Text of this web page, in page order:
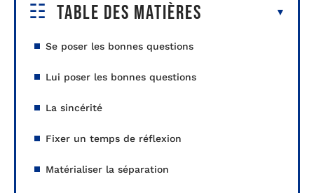
Table des matières
Se poser les bonnes questions
Lui poser les bonnes questions
La sincérité
Fixer un temps de réflexion
Matérialiser la séparation